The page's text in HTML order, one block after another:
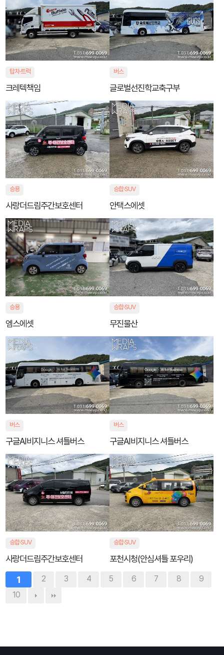
탑차·트럭
크레텍책임
버스
글로벌선진학교축구부
승용
사랑더드림주간보호센터
승합·SUV
안택스에셋
승용
엠스에셋
승합·SUV
무진물산
버스
구글AI비지니스 셔틀버스
버스
구글AI비지니스 셔틀버스
승합·SUV
사랑더드림주간보호센터
승합·SUV
포천시청(안심셔틀 포우리)
1 2 3 4 5 6 7 8
9
10